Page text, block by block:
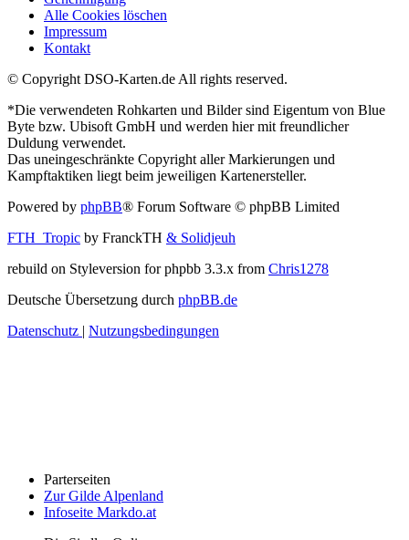
Alle Cookies löschen
Impressum
Kontakt
© Copyright DSO-Karten.de All rights reserved.
*Die verwendeten Rohkarten und Bilder sind Eigentum von Blue
Byte bzw. Ubisoft GmbH und werden hier mit freundlicher
Duldung verwendet.
Das uneingeschränkte Copyright aller Markierungen und
Kampftaktiken liegt beim jeweiligen Kartenersteller.
Powered by phpBB® Forum Software © phpBB Limited
FTH_Tropic by FranckTH & Solidjeuh
rebuild on Styleversion for phpbb 3.3.x from Chris1278
Deutsche Übersetzung durch phpBB.de
Datenschutz | Nutzungsbedingungen
Parterseiten
Zur Gilde Alpenland
Infoseite Markdo.at